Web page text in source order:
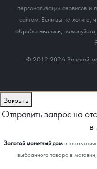
персонализации сервисов и
сайтом . Если вы не хотите,
обрабатывались,
© 2012-2026 Золотой
Закрыть
Отправить запрос на
в
Золотой монетный домв
выбранного товара в